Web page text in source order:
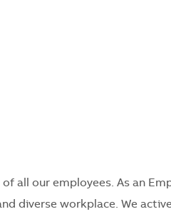
all our employees. As an
diverse workplace. We